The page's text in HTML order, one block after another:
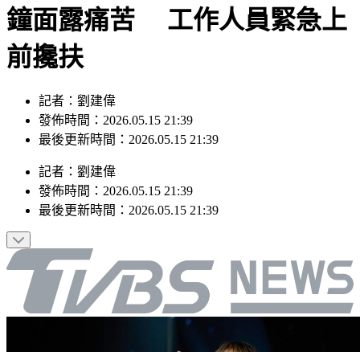
鐘面露痛苦 工作人員緊急上
前攙扶
記者：劉建偉
發佈時間：2026.05.15 21:39
最後更新時間：2026.05.15 21:39
記者 ： 劉建偉
發佈時間： 2026.05.15 21:39
最後更新時間： 2026.05.15 21:39